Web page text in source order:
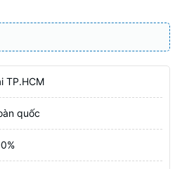
TP.HCM
quốc